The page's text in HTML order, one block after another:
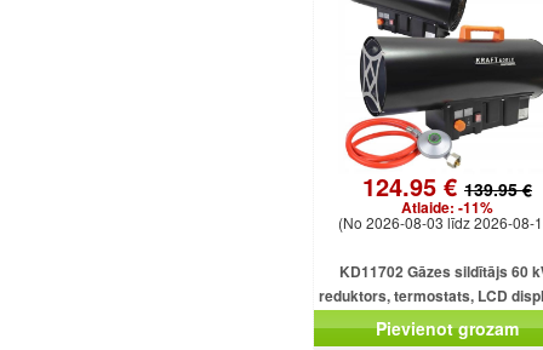
124.95 € 139.95 €
Atlaide: -11%
(No 2026-08-03 līdz 2026-08-
KD11702 Gāzes sildītājs 60
reduktors, termostats, LCD
gāzes šļūtene, ventilators
Pievienot grozam